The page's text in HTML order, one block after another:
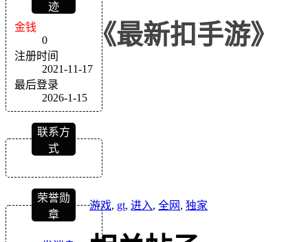
迹
金钱
0
注册时间
2021-11-17
最后登录
2026-1-15
联系方
式
荣誉勋
章
《最新扣 手游》
游戏, gt, 进入, 全网 , 独家